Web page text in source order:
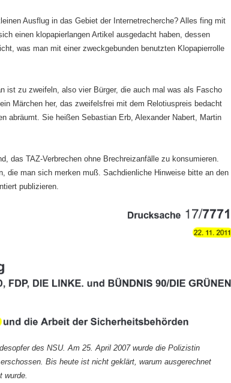
Ausflug in das Gebiet der Internetrecherche? Alles fing mit
einen klopapierlangen Artikel ausgedacht haben, dessen
was man mit einer zweckgebunden benutzten Klopapierrolle
ist zu zweifeln, also vier Bürger, die auch mal was als Fascho
Märchen her, das zweifelsfrei mit dem Relotiuspreis bedacht
abräumt. Sie heißen Sebastian Erb, Alexander Nabert, Martin
das TAZ-Verbrechen ohne Brechreizanfälle zu konsumieren.
die man sich merken muß. Sachdienliche Hinweise bitte an den
publizieren.
des NSU. Am 25. April 2007 wurde die Polizistin
Bis heute ist nicht geklärt, warum ausgerechnet
wurde.